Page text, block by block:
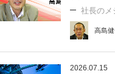
社長のメ
高島
2026.07.15